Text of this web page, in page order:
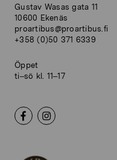
Gustav Wasas gata 11
10600 Ekenäs
proartibus@proartibus.fi
+358 (0)50 371 6339
Öppet
ti–sö kl. 11–17